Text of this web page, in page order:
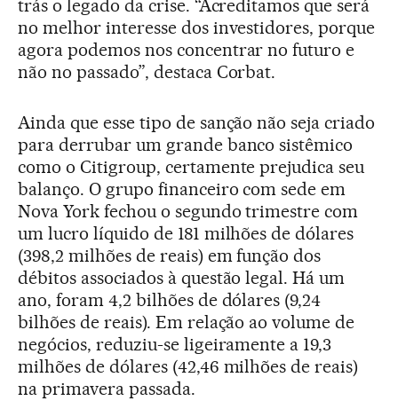
trás o legado da crise. “Acreditamos que será
no melhor interesse dos investidores, porque
agora podemos nos concentrar no futuro e
não no passado”, destaca Corbat.
Ainda que esse tipo de sanção não seja criado
para derrubar um grande banco sistêmico
como o Citigroup, certamente prejudica seu
balanço. O grupo financeiro com sede em
Nova York fechou o segundo trimestre com
um lucro líquido de 181 milhões de dólares
(398,2 milhões de reais) em função dos
débitos associados à questão legal. Há um
ano, foram 4,2 bilhões de dólares (9,24
bilhões de reais). Em relação ao volume de
negócios, reduziu-se ligeiramente a 19,3
milhões de dólares (42,46 milhões de reais)
na primavera passada.